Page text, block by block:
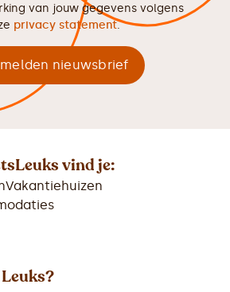
van jouw gegevens volgens
privacy statement.
vind je:
Vakantiehuizen